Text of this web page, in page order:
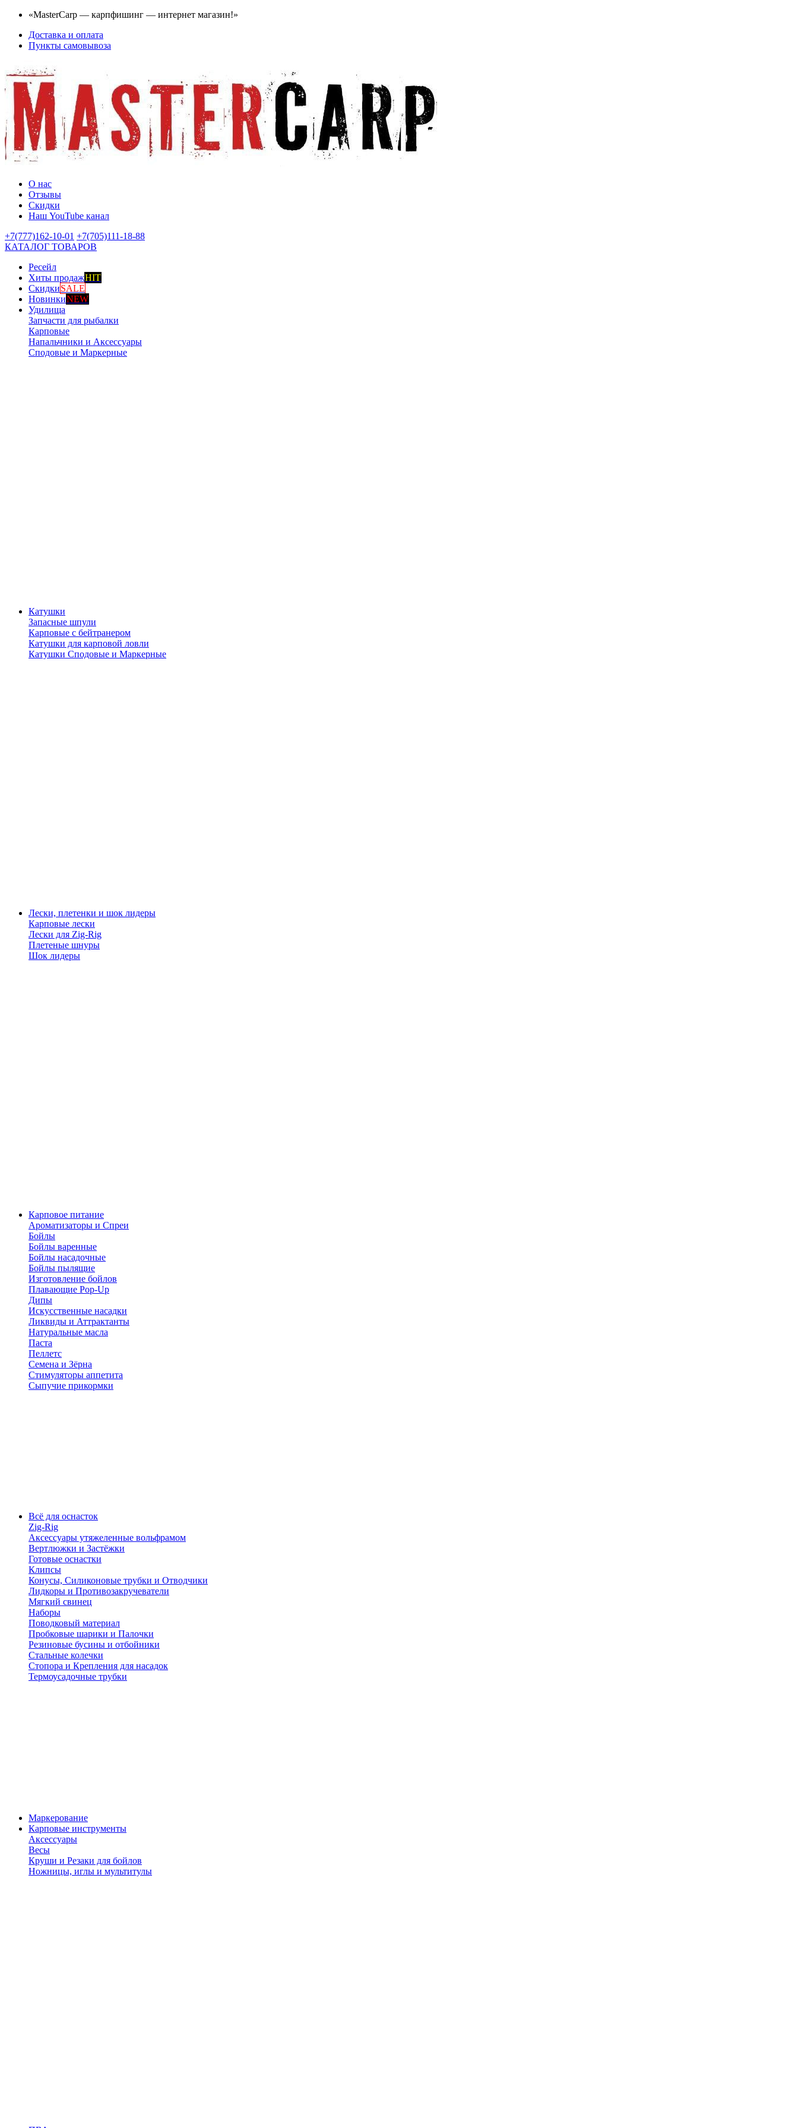
«MasterCarp — карпфишинг — интернет магазин!»
Доставка и оплата
Пункты самовывоза
О нас
Отзывы
Скидки
Наш YouTube канал
+7(777)162-10-01 +7(705)111-18-88
КАТАЛОГ ТОВАРОВ
Ресейл
Хиты продажHIT
СкидкиSALE
НовинкиNEW
Удилища
Запчасти для рыбалки
Карповые
Напальчники и Аксессуары
Сподовые и Маркерные
Катушки
Запасные шпули
Карповые с бейтранером
Катушки для карповой ловли
Катушки Сподовые и Маркерные
Лески, плетенки и шок лидеры
Карповые лески
Лески для Zig-Rig
Плетеные шнуры
Шок лидеры
Карповое питание
Ароматизаторы и Спреи
Бойлы
Бойлы варенные
Бойлы насадочные
Бойлы пылящие
Изготовление бойлов
Плавающие Pop-Up
Дипы
Искусственные насадки
Ликвиды и Аттрактанты
Натуральные масла
Паста
Пеллетс
Семена и Зёрна
Стимуляторы аппетита
Сыпучие прикормки
Всё для оснасток
Zig-Rig
Аксессуары утяжеленные вольфрамом
Вертлюжки и Застёжки
Готовые оснастки
Клипсы
Конусы, Силиконовые трубки и Отводчики
Лидкоры и Противозакручеватели
Мягкий свинец
Наборы
Поводковый материал
Пробковые шарики и Палочки
Резиновые бусины и отбойники
Стальные колечки
Стопора и Крепления для насадок
Термоусадочные трубки
Маркерование
Карповые инструменты
Аксессуары
Весы
Круши и Резаки для бойлов
Ножницы, иглы и мультитулы